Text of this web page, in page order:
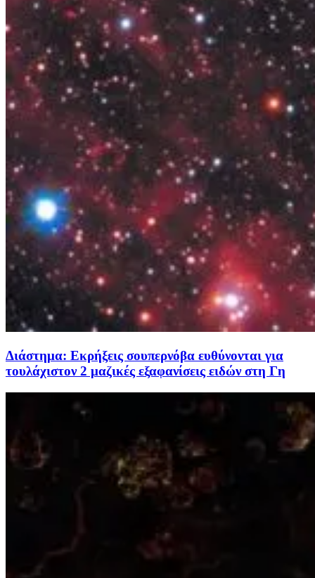
Διάστημα: Εκρήξεις σουπερνόβα ευθύνονται για
τουλάχιστον 2 μαζικές εξαφανίσεις ειδών στη Γη